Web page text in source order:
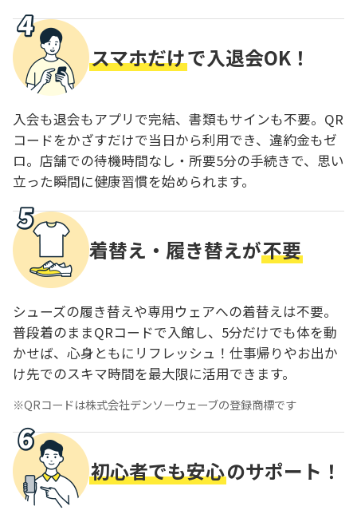
スマホだけで入退会OK！
入会も退会もアプリで完結、書類もサインも不要。QR
コードをかざすだけで当日から利用でき、違約金もゼ
ロ。店舗での待機時間なし・所要5分の手続きで、思い
立った瞬間に健康習慣を始められます。
着替え・履き替えが不要
シューズの履き替えや専用ウェアへの着替えは不要。
普段着のままQRコードで入館し、5分だけでも体を動
かせば、心身ともにリフレッシュ！仕事帰りやお出か
け先でのスキマ時間を最大限に活用できます。
QRコードは株式会社デンソーウェーブの登録商標です
初心者でも安心のサポート！